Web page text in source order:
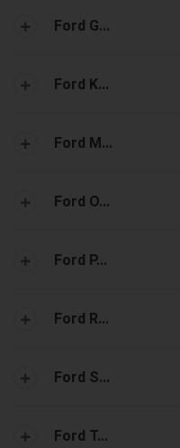
Ford G...
Ford K...
Ford M...
Ford O...
Ford P...
Ford R...
Ford S...
Ford T...